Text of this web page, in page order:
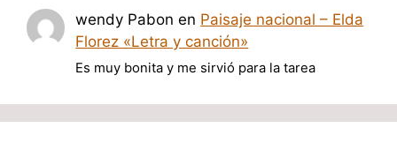
wendy Pabon en Paisaje nacional – Elda
Florez «Letra y canción»
Es muy bonita y me sirvió para la tarea